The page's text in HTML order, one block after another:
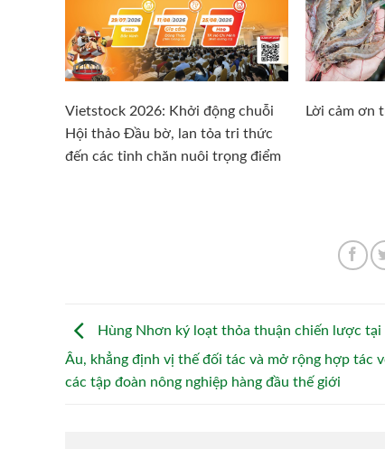
Vietstock 2026: Khởi động chuỗi
Hội thảo Đầu bờ, lan tỏa tri thức
đến các tỉnh chăn nuôi trọng điểm
Lời cảm ơn
Hùng Nhơn ký loạt thỏa thuận chiến lược tại
Âu, khẳng định vị thế đối tác và mở rộng hợp tác
các tập đoàn nông nghiệp hàng đầu thế giới